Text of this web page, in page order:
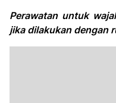
Perawatan untuk
jika dilakukan dengan